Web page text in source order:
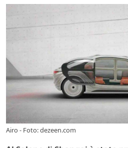
Airo - Foto: dezeen.com